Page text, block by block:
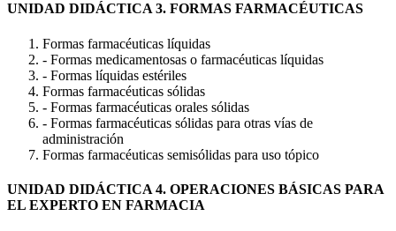
UNIDAD DIDÁCTICA 3. FORMAS FARMACÉUTICAS
Formas farmacéuticas líquidas
- Formas medicamentosas o farmacéuticas líquidas
- Formas líquidas estériles
Formas farmacéuticas sólidas
- Formas farmacéuticas orales sólidas
- Formas farmacéuticas sólidas para otras vías de
administración
Formas farmacéuticas semisólidas para uso tópico
UNIDAD DIDÁCTICA 4. OPERACIONES BÁSICAS PARA
EL EXPERTO EN FARMACIA